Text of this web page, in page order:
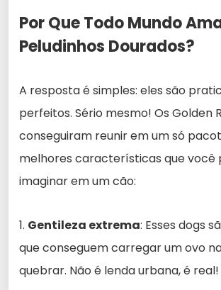
Por Que Todo Mundo
Peludinhos Dourados?
A resposta é simples: eles são
perfeitos. Sério mesmo! Os Golden
conseguiram reunir em um só
melhores características que você
imaginar em um cão:
1. Gentileza extrema: Esses dogs
que conseguem carregar um ovo
quebrar. Não é lenda urbana, é real!